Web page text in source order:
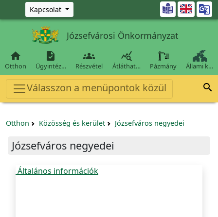
Ugrás a fő tartalomra
Kapcsolat 
Józsefvárosi Önkormányzat

Otthon

Ügyintéz…

Részvétel

Átláthat… Pázmány Állami k…
Válasszon a menüpontok közül 
Otthon Közösség és kerület Józsefváros negyedei
Józsefváros negyedei
Általános információk